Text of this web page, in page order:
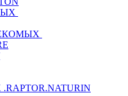
.RAPTOR.NATURIN